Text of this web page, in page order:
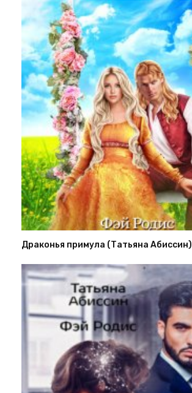
Драконья примула (Татьяна Абиссин)